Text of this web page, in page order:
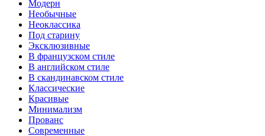
Модерн
Необычные
Неоклассика
Под старину
Эксклюзивные
В французском стиле
В английском стиле
В скандинавском стиле
Классические
Красивые
Минимализм
Прованс
Современные